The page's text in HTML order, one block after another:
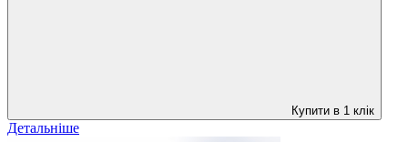
Купити в 1 клік
Детальніше